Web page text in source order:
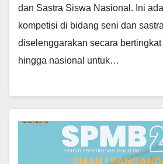
dan Sastra Siswa Nasional. Ini
kompetisi di bidang seni dan
diselenggarakan secara
hingga nasional untuk…